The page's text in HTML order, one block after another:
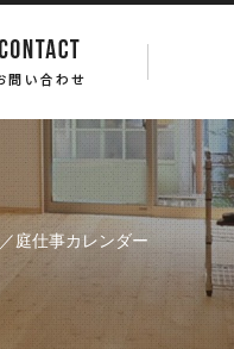
／庭仕事カレンダー